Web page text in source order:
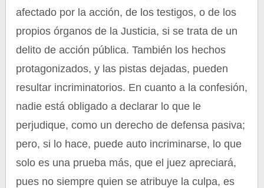
afectado por la acción, de los testigos, o de los
propios órganos de la Justicia, si se trata de un
delito de acción pública. También los hechos
protagonizados, y las pistas dejadas, pueden
resultar incriminatorios. En cuanto a la confesión,
nadie está obligado a declarar lo que le
perjudique, como un derecho de defensa pasiva;
pero, si lo hace, puede auto incriminarse, lo que
solo es una prueba más, que el juez apreciará,
pues no siempre quien se atribuye la culpa, es